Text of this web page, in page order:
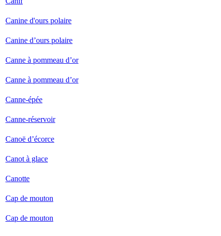
Canine d'ours polaire
Canine d’ours polaire
Canne à pommeau d’or
Canne à pommeau d’or
Canne-épée
Canne-réservoir
Canoë d’écorce
Canot à glace
Canotte
Cap de mouton
Cap de mouton